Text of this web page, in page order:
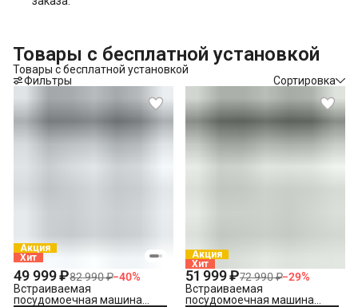
Товары с бесплатной установкой
Товары с бесплатной установкой
Фильтры
Сортировка
Акция
Хит
49 999 ₽82 990 ₽−40%
Встраиваемая
посудомоечная машина
Акция
Хит
51 999 ₽72 990 ₽−29%
Встраиваемая
посудомоечная машина